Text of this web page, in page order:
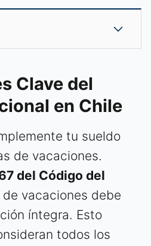
Clave del
en Chile
tu sueldo
de vacaciones.
del Código del
de vacaciones debe
íntegra. Esto
todos los